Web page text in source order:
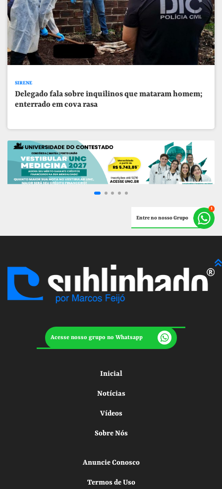
SIRENE
Delegado fala sobre inquilinos que mataram homem;
enterrado em cova rasa
Entre no nosso Grupo
Acesse nosso grupo no Whatsapp
Inicial
Notícias
Vídeos
Sobre Nós
Anuncie Conosco
Termos de Uso